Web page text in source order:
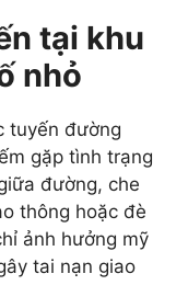
tại khu
nhỏ
tuyến đường
gặp tình trạng
đường, che
thông hoặc đè
ảnh hưởng mỹ
tai nạn giao